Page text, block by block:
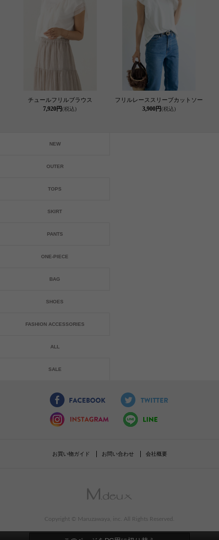
チュールフリルブラウス
7,920円(税込)
フリルレーススリーブカットソー
3,900円(税込)
NEW
OUTER
TOPS
SKIRT
PANTS
ONE-PIECE
BAG
SHOES
FASHION ACCESSORIES
ALL
SALE
お買い物ガイド お問い合わせ 会社概要
Copyright © Maruzawaya, inc. All Rights Reserved.